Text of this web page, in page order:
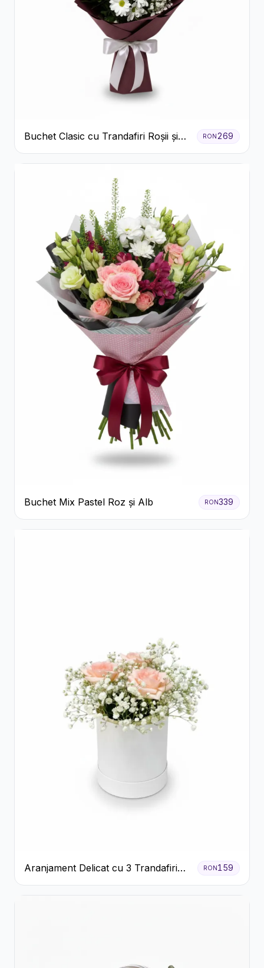
Buchet Clasic cu Trandafiri Roșii și
Crizanteme Albe
RON269
Buchet Mix Pastel Roz și Alb RON339
Aranjament Delicat cu 3 Trandafiri
Roz în Cutie Albă
RON159